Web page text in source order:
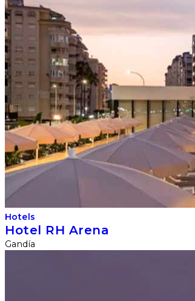
Hotels
Hotel RH Arena
Gandía